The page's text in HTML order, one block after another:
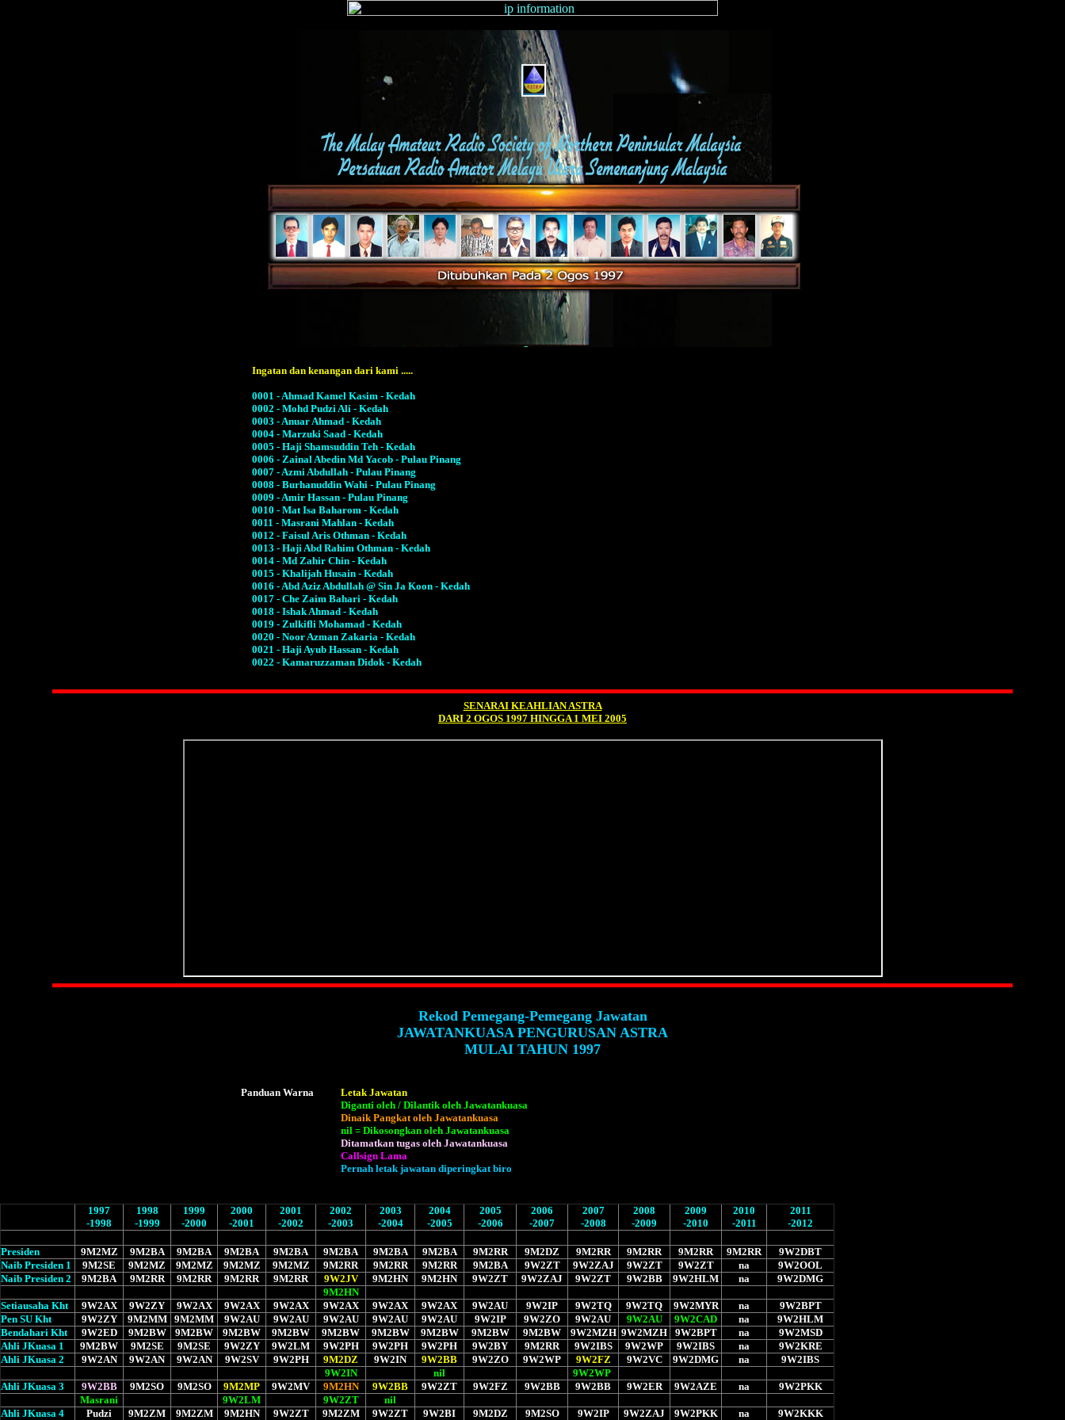
Ingatan dan kenangan dari kami .....
0001 - Ahmad Kamel Kasim - Kedah
0002 - Mohd Pudzi Ali - Kedah
0003 - Anuar Ahmad - Kedah
0004 - Marzuki Saad - Kedah
0005 - Haji Shamsuddin Teh - Kedah
0006 - Zainal Abedin Md Yacob - Pulau Pinang
0007 - Azmi Abdullah - Pulau Pinang
0008 - Burhanuddin Wahi - Pulau Pinang
0009 - Amir Hassan - Pulau Pinang
0010 - Mat Isa Baharom - Kedah
0011 - Masrani Mahlan - Kedah
0012 - Faisul Aris Othman - Kedah
0013 - Haji Abd Rahim Othman - Kedah
0014 - Md Zahir Chin - Kedah
0015 - Khalijah Husain - Kedah
0016 - Abd Aziz Abdullah @ Sin Ja Koon - Kedah
0017 - Che Zaim Bahari - Kedah
0018 - Ishak Ahmad - Kedah
0019 - Zulkifli Mohamad - Kedah
0020 - Noor Azman Zakaria - Kedah
0021 - Haji Ayub Hassan - Kedah
0022 - Kamaruzzaman Didok - Kedah
SENARAI KEAHLIAN ASTRA
DARI 2 OGOS 1997 HINGGA 1 MEI 2005
Rekod Pemegang-Pemegang Jawatan
JAWATANKUASA PENGURUSAN ASTRA
MULAI TAHUN 1997
Panduan Warna
Letak Jawatan
Diganti oleh / Dilantik oleh Jawatankuasa
Dinaik Pangkat oleh Jawatankuasa
nil = Dikosongkan oleh Jawatankuasa
Ditamatkan tugas oleh Jawatankuasa
Callsign Lama
Pernah letak jawatan diperingkat biro
1997
-1998
1998
-1999
1999
-2000
2000
-2001
2001
-2002
2002
-2003
2003
-2004
2004
-2005
2005
-2006
2006
-2007
2007
-2008
2008
-2009
2009
-2010
2010
-2011
2011
-2012
Presiden 9M2MZ 9M2BA 9M2BA 9M2BA 9M2BA 9M2BA 9M2BA 9M2BA 9M2RR 9M2DZ 9M2RR 9M2RR 9M2RR 9M2RR
9W2DBT
Naib Presiden 1
9M2SE 9M2MZ 9M2MZ 9M2MZ 9M2MZ 9M2RR 9M2RR 9M2RR 9M2BA 9W2ZT 9W2ZAJ 9W2ZT 9W2ZT na
9W2OOL
Naib Presiden 2
9M2BA 9M2RR 9M2RR 9M2RR 9M2RR 9W2JV 9M2HN 9M2HN 9W2ZT 9W2ZAJ 9W2ZT 9W2BB 9W2HLM na
9W2DMG
9M2HN
Setiausaha Kht
9W2AX 9W2ZY 9W2AX 9W2AX 9W2AX 9W2AX 9W2AX 9W2AX 9W2AU 9W2IP 9W2TQ 9W2TQ 9W2MYR na
9W2BPT
Pen SU Kht
9W2ZY 9M2MM 9M2MM 9W2AU 9W2AU 9W2AU 9W2AU 9W2AU 9W2IP 9W2ZO 9W2AU 9W2AU 9W2CAD na
9W2HLM
Bendahari Kht
9W2ED 9M2BW 9M2BW 9M2BW 9M2BW 9M2BW 9M2BW 9M2BW 9M2BW 9M2BW 9W2MZH 9W2MZH 9W2BPT na
9W2MSD
Ahli JKuasa 1
9M2BW 9M2SE 9M2SE 9W2ZY 9W2LM 9W2PH 9W2PH 9W2PH 9W2BY 9M2RR 9W2IBS 9W2WP 9W2IBS na
9W2KRE
Ahli JKuasa 2
9W2AN 9W2AN 9W2AN 9W2SV 9W2PH 9M2DZ 9W2IN 9W2BB 9W2ZO 9W2WP 9W2FZ 9W2VC 9W2DMG na
9W2IBS
9W2IN
nil
9W2WP
Ahli JKuasa 3
9W2BB 9M2SO 9M2SO 9M2MP 9W2MV 9M2HN 9W2BB 9W2ZT 9W2FZ 9W2BB 9W2BB 9W2ER 9W2AZE na
9W2PKK
Masrani
9W2LM 9W2ZT
nil
Ahli JKuasa 4
Pudzi 9M2ZM 9M2ZM 9M2HN 9W2ZT 9M2ZM 9W2ZT 9W2BI 9M2DZ 9M2SO 9W2IP 9W2ZAJ 9W2PKK na 9W2KKK